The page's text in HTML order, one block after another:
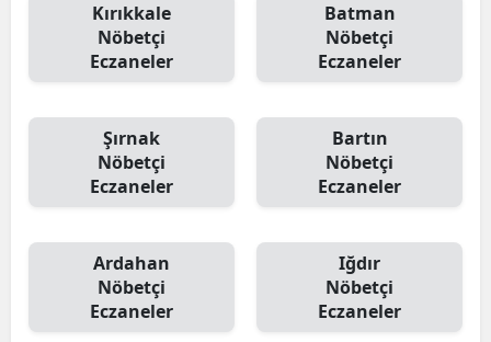
Kırıkkale
Nöbetçi
Eczaneler
Batman
Nöbetçi
Eczaneler
Şırnak
Nöbetçi
Eczaneler
Bartın
Nöbetçi
Eczaneler
Ardahan
Nöbetçi
Eczaneler
Iğdır
Nöbetçi
Eczaneler